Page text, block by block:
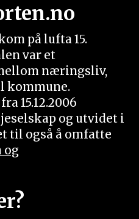
på lufta 15.
var et
næringsliv,
kommune.
15.12.2006
og utvidet i
til også å omfatte
og